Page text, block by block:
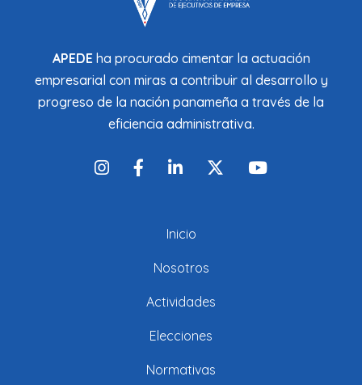
APEDEha procurado cimentar la actuación
empresarial con miras a contribuir al desarrollo y
progreso de la nación panameña a través de la
eficiencia administrativa.
Inicio
Nosotros
Actividades
Elecciones
Normativas